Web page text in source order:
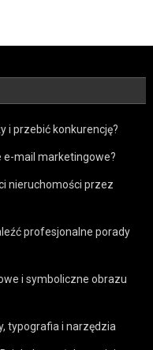
i przebić konkurencję?
mail marketingowe?
nieruchomości przez
profesjonalne porady
i symboliczne obrazu
typografia i narzędzia